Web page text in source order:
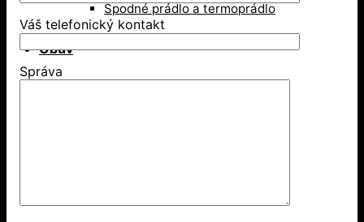
Spodné prádlo a termoprádlo
Obuv
Váš telefonický kontakt
Správa